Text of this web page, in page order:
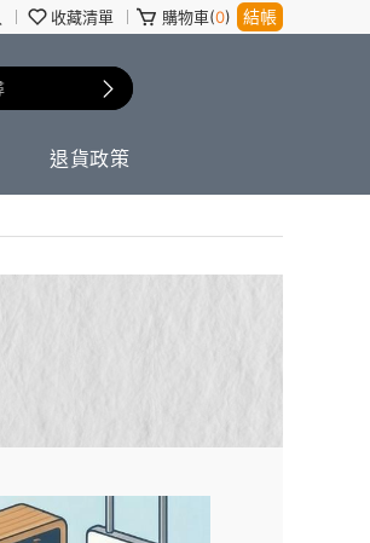
收藏清單 購物車(0) 結帳
退貨政策